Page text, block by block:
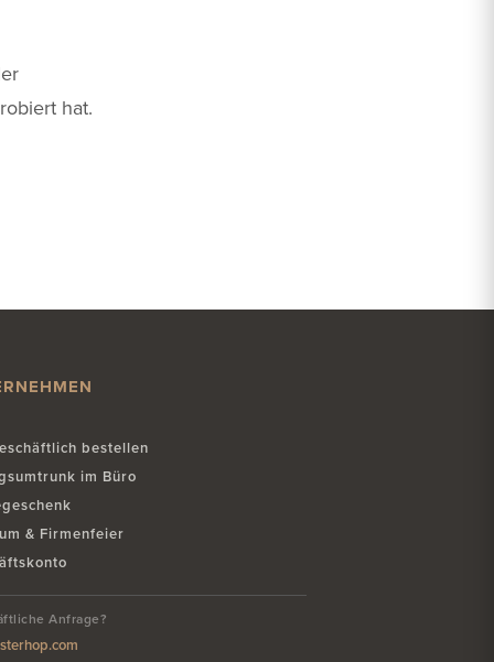
hat.
bestellen
im Büro
& Firmenfeier
Anfrage?